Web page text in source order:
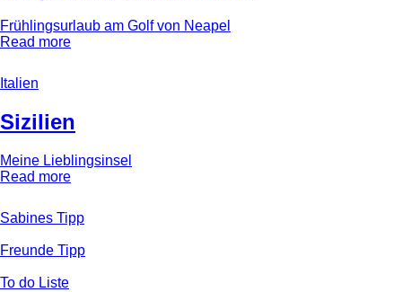
Frühlingsurlaub am Golf von Neapel
Read more
Italien
Sizilien
Meine Lieblingsinsel
Read more
Sabines Tipp
Freunde Tipp
To do Liste